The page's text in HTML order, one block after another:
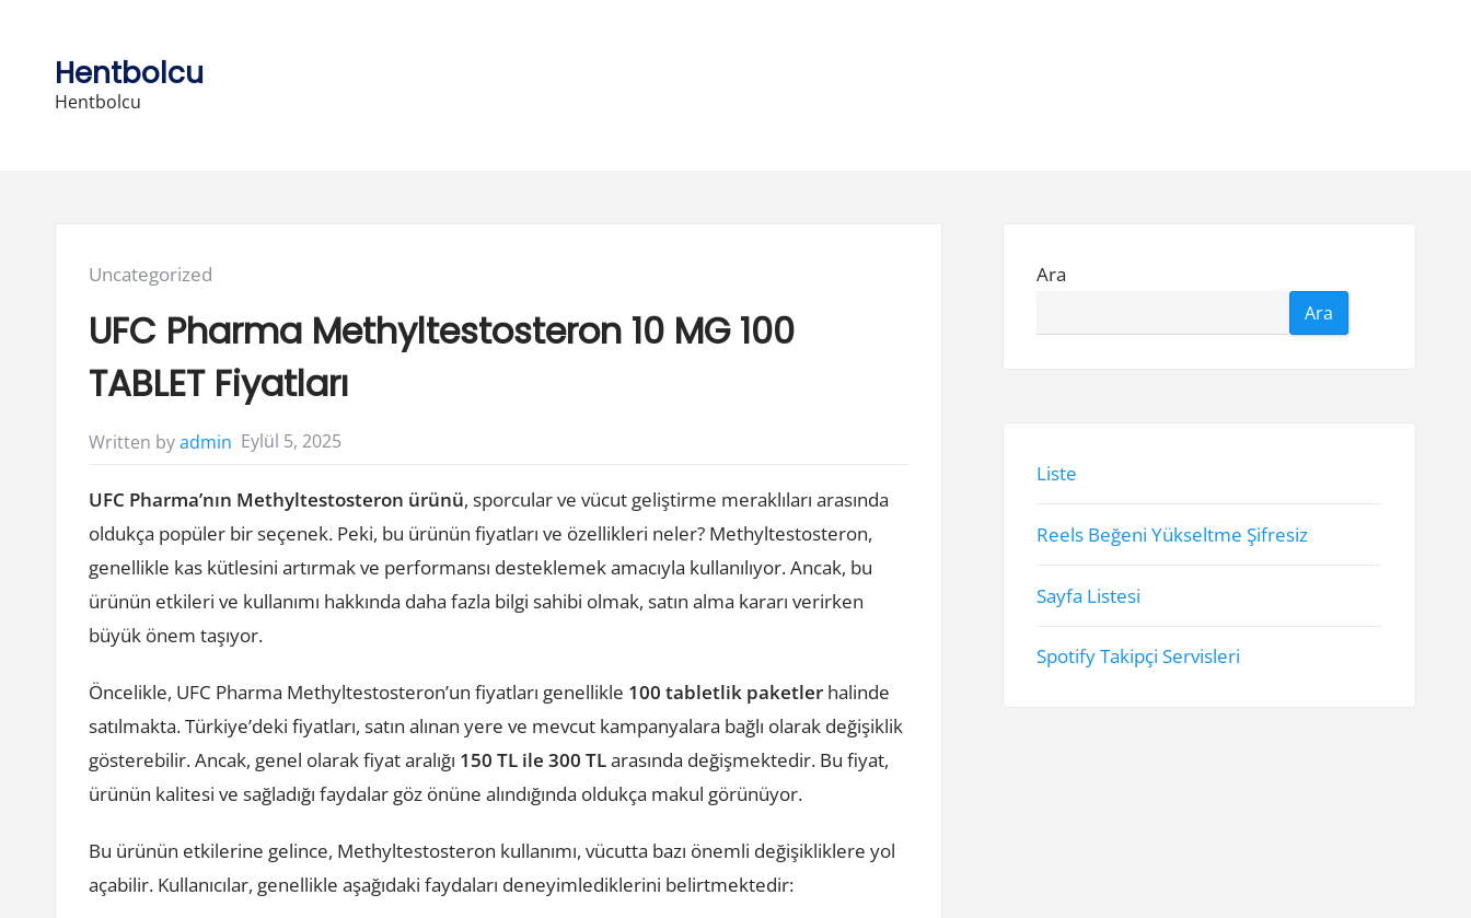
contentHentbolcu
Hentbolcu
Posted
Uncategorized
UFC Pharma Methyltestosteron 10 MG 100
TABLET Fiyatları
Written byadmin Eylül 5, 2025
UFC Pharma’nın Methyltestosteron ürünü, sporcular ve vücut geliştirme meraklıları arasında
oldukça popüler bir seçenek. Peki, bu ürünün fiyatları ve özellikleri neler? Methyltestosteron,
genellikle kas kütlesini artırmak ve performansı desteklemek amacıyla kullanılıyor. Ancak, bu
ürünün etkileri ve kullanımı hakkında daha fazla bilgi sahibi olmak, satın alma kararı verirken
büyük önem taşıyor.
Öncelikle, UFC Pharma Methyltestosteron’un fiyatları genellikle 100 tabletlik paketler halinde
satılmakta. Türkiye’deki fiyatları, satın alınan yere ve mevcut kampanyalara bağlı olarak değişiklik
gösterebilir. Ancak, genel olarak fiyat aralığı 150 TL ile 300 TLarasında değişmektedir. Bu fiyat,
ürünün kalitesi ve sağladığı faydalar göz önüne alındığında oldukça makul görünüyor.
Bu ürünün etkilerine gelince, Methyltestosteron kullanımı, vücutta bazı önemli değişikliklere yol
açabilir. Kullanıcılar, genellikle aşağıdaki faydaları deneyimlediklerini belirtmektedir:
Ara
Ara
Liste
Reels Beğeni Yükseltme Şifresiz
Sayfa Listesi
Spotify Takipçi Servisleri